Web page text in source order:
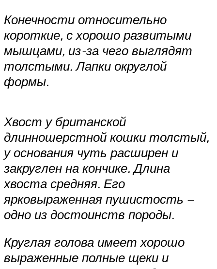
Конечности относительно
короткие, с хорошо развитыми
мышцами, из-за чего выглядят
толстыми. Лапки округлой
формы.
Хвост у британской
длинношерстной кошки толстый,
у основания чуть расширен и
закруглен на кончике. Длина
хвоста средняя. Его
ярковыраженная пушистость –
одно из достоинств породы.
Круглая голова имеет хорошо
выраженные полные щеки и